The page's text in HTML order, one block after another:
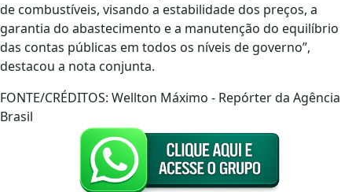
de combustíveis, visando a estabilidade dos preços, a
garantia do abastecimento e a manutenção do equilíbrio
das contas públicas em todos os níveis de governo”,
destacou a nota conjunta.
FONTE/CRÉDITOS: Wellton Máximo - Repórter da Agência
Brasil